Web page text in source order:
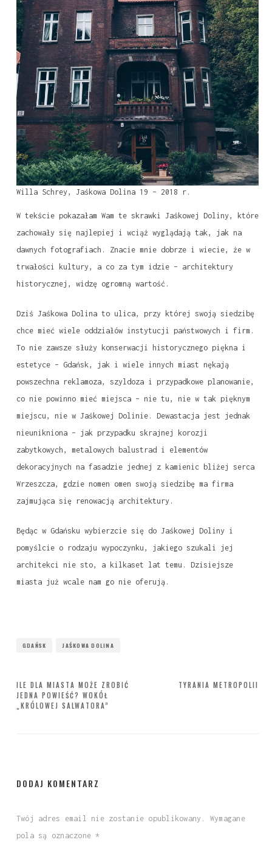
Willa Schrey, Jaśkowa Dolina 19 – 2018 r.
W tekście pokazałam Wam te skrawki Jaśkowej Doliny, które
zachowały się najlepiej i wciąż wyglądają tak, jak na
dawnych fotografiach. Znacie mnie dobrze i wiecie, że w
trwałości kultury, a co za tym idzie – architektury
historycznej, widzę ogromną wartość.
Dziś Jaśkowa Dolina to ulica, przy której swoją siedzibę
chce mieć wiele oddziałów instytucji państwowych i firm.
To nie zawsze służy konserwacji historycznego piękna i
estetyce – Gdańsk, jak i wiele innych miast nękają
powszechna reklamoza, szyldoza i przypadkowe planowanie,
co nie powinno mieć miejsca – nie tu, nie w tak pięknym
miejscu, nie w Jaśkowej Dolinie. Dewastacja jest jednak
nieunikniona – jak przypadku skrajnej korozji
zabytkowych, metalowych balustrad i elementów
dekoracyjnych na fasadzie jednej z kamienic bliżej serca
Wrzeszcza, gdzie nomen omen swoją siedzibę ma firma
zajmująca się renowacją architektury.
Będąc w Gdańsku wybierzcie się do Jaśkowej Doliny i
pomyślcie o rodzaju wypoczynku, jakiego szukali jej
architekci nie sto, a kilkaset lat temu. Dzisiejsze
miasta już wcale nam go nie oferują.
GDAŃSK JAŚKOWA DOLINA
Nawigacja
wpisu
TYRANIA METROPOLII
ILE DLA MIASTA MOŻE ZROBIĆ
JEDNA POWIEŚĆ? WOKÓŁ
„KRÓLOWEJ SALWATORA”
DODAJ KOMENTARZ
Twój adres email nie zostanie opublikowany.
Wymagane
pola są oznaczone *